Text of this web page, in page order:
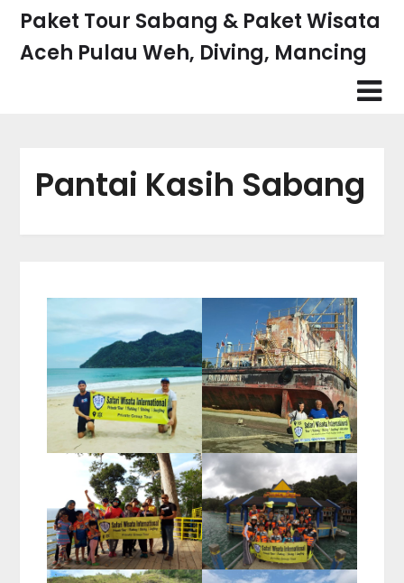
Skip
content
Paket Tour Sabang & Paket Wisata
Aceh Pulau Weh, Diving, Mancing
Pantai Kasih Sabang